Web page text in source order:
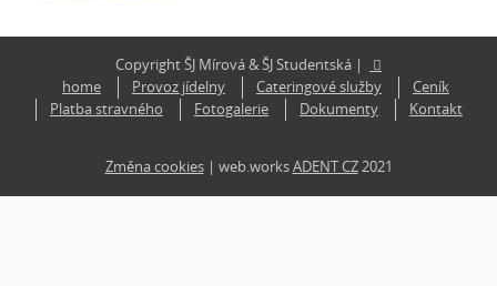
Copyright ŠJ Mírová & ŠJ Studentská |
home
Provoz jídelny Cateringové služby
Ceník
Platba stravného
Fotogalerie Dokumenty Kontakt
Změna cookies| web.worksADENT CZ2021